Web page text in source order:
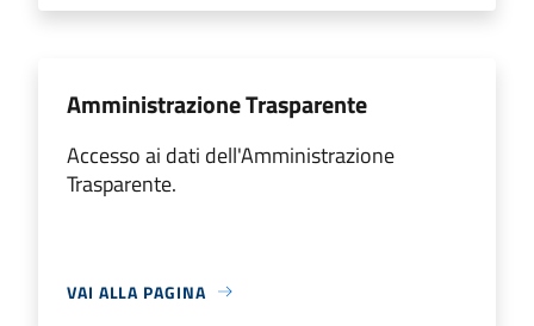
Amministrazione Trasparente
Accesso ai dati dell'Amministrazione
Trasparente.
VAI ALLA PAGINA